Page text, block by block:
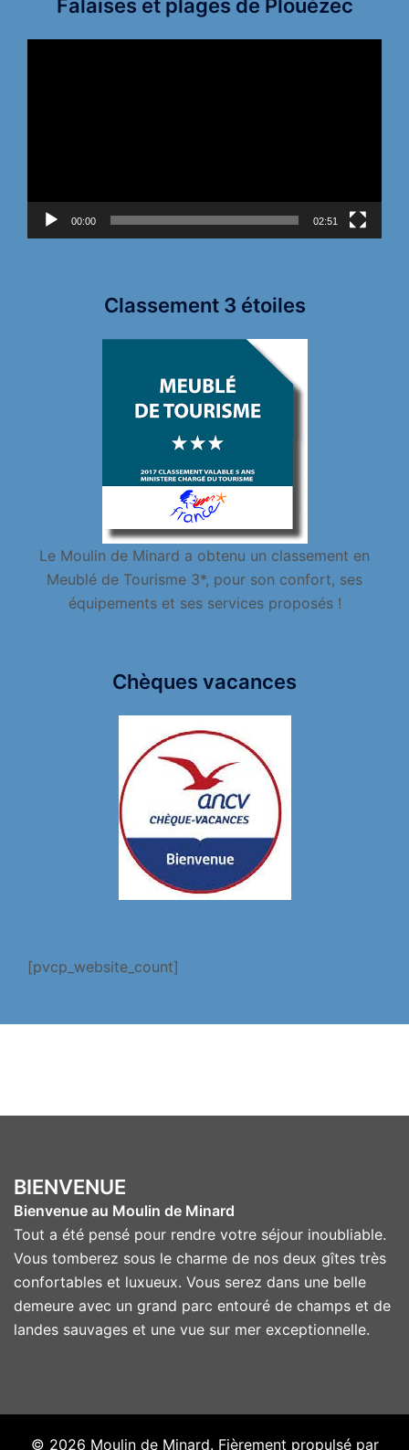
Falaises et plages de Plouézec
00:00 02:51
Classement 3 étoiles
Le Moulin de Minard a obtenu un classement en
Meublé de Tourisme 3*, pour son confort, ses
équipements et ses services proposés !
Chèques vacances
[pvcp_website_count]
BIENVENUE
Bienvenue au Moulin de Minard
Tout a été pensé pour rendre votre séjour inoubliable.
Vous tomberez sous le charme de nos deux gîtes très
confortables et luxueux. Vous serez dans une belle
demeure avec un grand parc entouré de champs et de
landes sauvages et une vue sur mer exceptionnelle.
© 2026 Moulin de Minard. Fièrement propulsé par